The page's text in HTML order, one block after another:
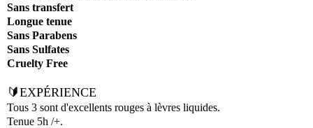
Sans transfert
Longue tenue
Sans Parabens
Sans Sulfates
Cruelty Free
🔰EXPÉRIENCE
Tous 3 sont d'excellents rouges à lèvres liquides.
Tenue 5h /+.